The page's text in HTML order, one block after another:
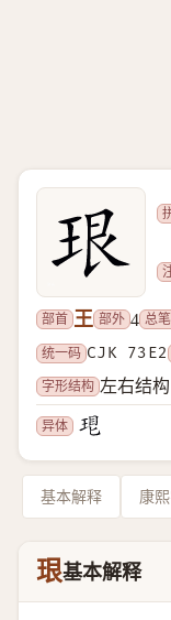
部首 王 部外 4 总
统一码 CJK 73E2
字形结构 左右结构
异体
基本解释 康
珢基本解释